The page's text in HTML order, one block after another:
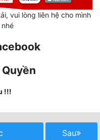
vui lòng liên hệ cho mình
!!!
Sau